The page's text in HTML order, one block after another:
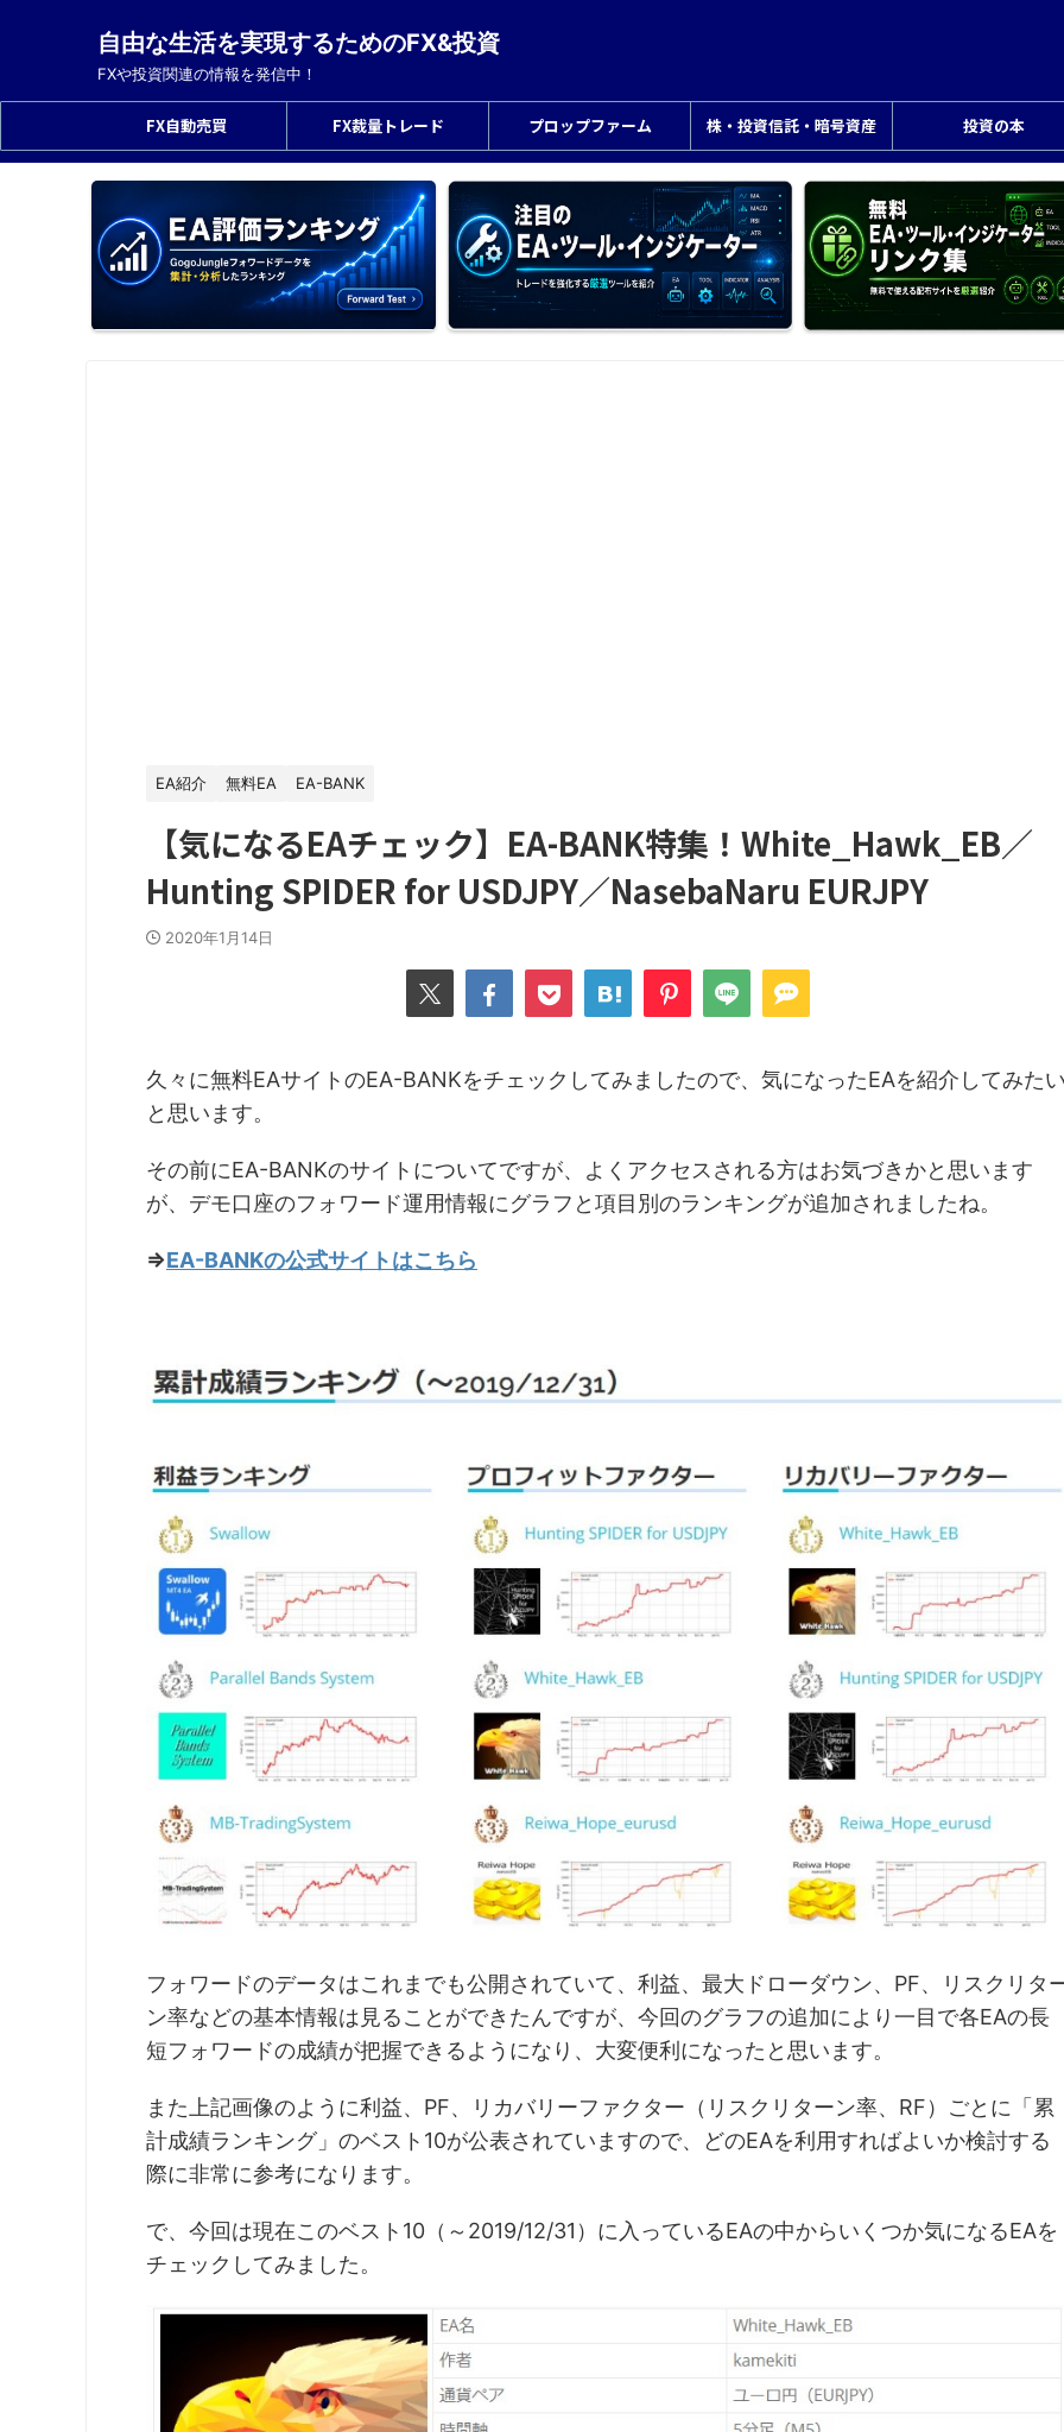
自由な生活を実現するためのFX&投資
FXや投資関連の情報を発信中！
FX自動売買 FX裁量トレード プロップファーム 株・投資信託・暗号資産 投資の本
EA紹介 無料EA EA-BANK
【気になるEAチェック】EA-BANK特集！White_Hawk_EB／
Hunting SPIDER for USDJPY／NasebaNaru EURJPY
2020年1月14日
久々に無料EAサイトのEA-BANKをチェックしてみましたので、気になったEAを紹介してみた
と思います。
その前にEA-BANKのサイトについてですが、よくアクセスされる方はお気づきかと思います
が、デモ口座のフォワード運用情報にグラフと項目別のランキングが追加されましたね。
⇒EA-BANKの公式サイトはこちら
フォワードのデータはこれまでも公開されていて、利益、最大ドローダウン、PF、リスクリタ
ン率などの基本情報は見ることができたんですが、今回のグラフの追加により一目で各EAの長
短フォワードの成績が把握できるようになり、大変便利になったと思います。
また上記画像のように利益、PF、リカバリーファクター（リスクリターン率、RF）ごとに「累
計成績ランキング」のベスト10が公表されていますので、どのEAを利用すればよいか検討する
際に非常に参考になります。
で、今回は現在このベスト10（～2019/12/31）に入っているEAの中からいくつか気になるEAを
チェックしてみました。